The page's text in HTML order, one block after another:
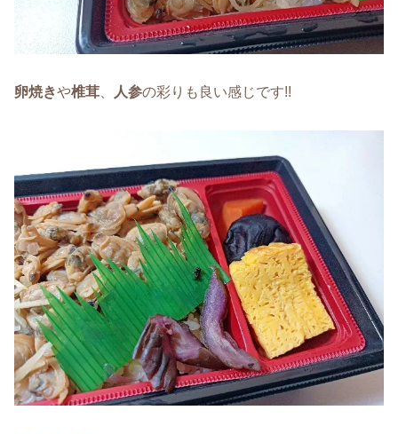
卵焼きや椎茸 人参の彩りも良い感じです!!